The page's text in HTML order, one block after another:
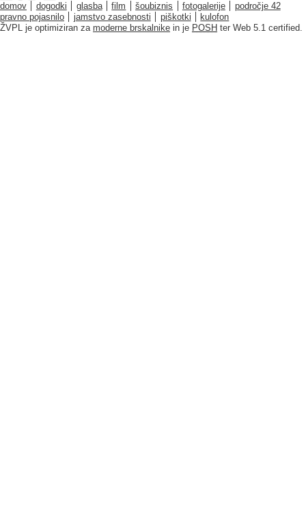
domov dogodki glasba film šoubiznis fotogalerije
področje 42
pravno pojasnilo
jamstvo zasebnosti piškotki
kulofon
ŽVPL je optimiziran za moderne brskalnike in je POSH ter Web 5.1 certified.